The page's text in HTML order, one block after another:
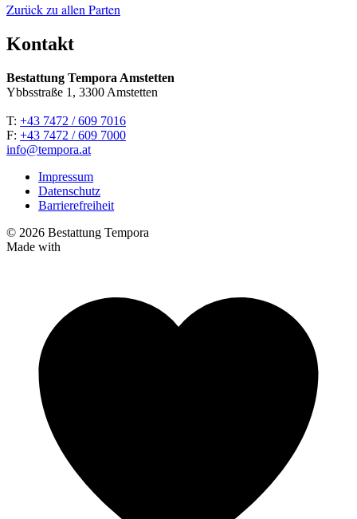
Zurück zu allen Parten
Kontakt
Bestattung Tempora Amstetten
Ybbsstraße 1, 3300 Amstetten
T: +43 7472 / 609 7016
F: +43 7472 / 609 7000
info@tempora.at
Impressum
Datenschutz
Barrierefreiheit
© 2026 Bestattung Tempora
Made with